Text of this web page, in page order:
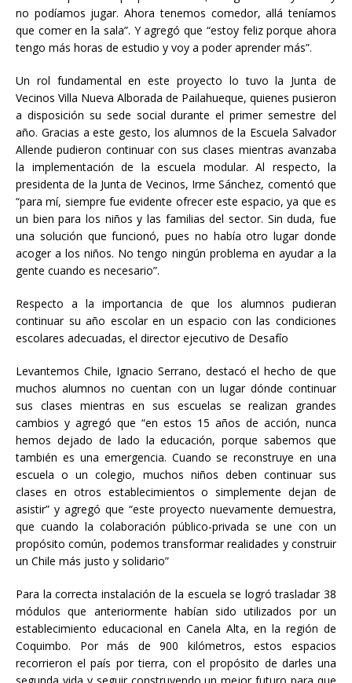
no podíamos jugar. Ahora tenemos comedor, allá teníamos
que comer en la sala”. Y agregó que “estoy feliz porque ahora
tengo más horas de estudio y voy a poder aprender más”.
Un rol fundamental en este proyecto lo tuvo la Junta de
Vecinos Villa Nueva Alborada de Pailahueque, quienes pusieron
a disposición su sede social durante el primer semestre del
año. Gracias a este gesto, los alumnos de la Escuela Salvador
Allende pudieron continuar con sus clases mientras avanzaba
la implementación de la escuela modular. Al respecto, la
presidenta de la Junta de Vecinos, Irme Sánchez, comentó que
“para mí, siempre fue evidente ofrecer este espacio, ya que es
un bien para los niños y las familias del sector. Sin duda, fue
una solución que funcionó, pues no había otro lugar donde
acoger a los niños. No tengo ningún problema en ayudar a la
gente cuando es necesario”.
Respecto a la importancia de que los alumnos pudieran
continuar su año escolar en un espacio con las condiciones
escolares adecuadas, el director ejecutivo de Desafío
Levantemos Chile, Ignacio Serrano, destacó el hecho de que
muchos alumnos no cuentan con un lugar dónde continuar
sus clases mientras en sus escuelas se realizan grandes
cambios y agregó que “en estos 15 años de acción, nunca
hemos dejado de lado la educación, porque sabemos que
también es una emergencia. Cuando se reconstruye en una
escuela o un colegio, muchos niños deben continuar sus
clases en otros establecimientos o simplemente dejan de
asistir” y agregó que “este proyecto nuevamente demuestra,
que cuando la colaboración público-privada se une con un
propósito común, podemos transformar realidades y construir
un Chile más justo y solidario”
Para la correcta instalación de la escuela se logró trasladar 38
módulos que anteriormente habían sido utilizados por un
establecimiento educacional en Canela Alta, en la región de
Coquimbo. Por más de 900 kilómetros, estos espacios
recorrieron el país por tierra, con el propósito de darles una